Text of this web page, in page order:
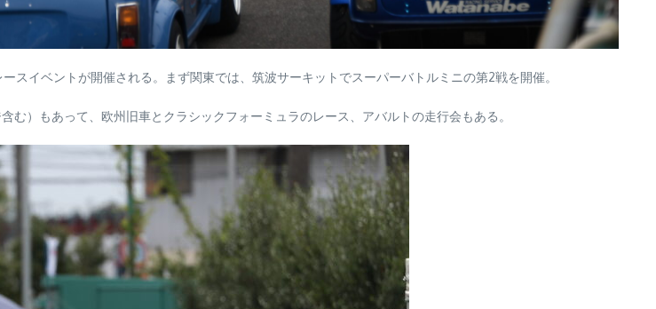
イベントが開催される。まず関東では、筑波サーキットでスーパーバトルミニの第2戦を開催。
）もあって、欧州旧車とクラシックフォーミュラのレース、アバルトの走行会もある。